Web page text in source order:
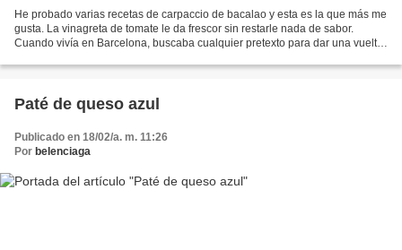
He probado varias recetas de carpaccio de bacalao y esta es la que más me
gusta. La vinagreta de tomate le da frescor sin restarle nada de sabor.
Cuando vivía en Barcelona, buscaba cualquier pretexto para dar una vuelta
Paté de queso azul
Publicado en 18/02/a. m. 11:26
Por belenciaga